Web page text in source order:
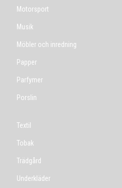
Motorsport
Musik
Möbler och inredning
Papper
Parfymer
Porslin
Textil
Tobak
Trädgård
Underkläder